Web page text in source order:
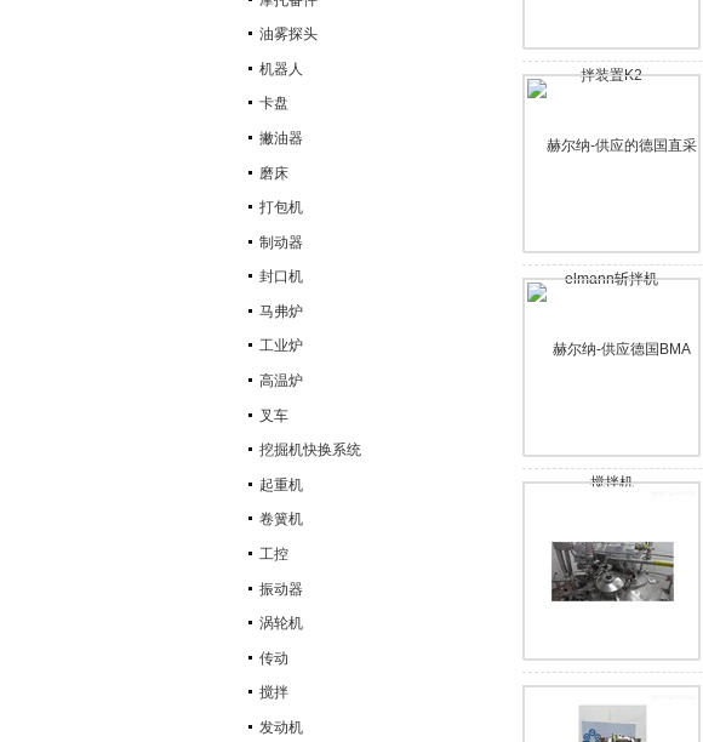
油雾探头
机器人
卡盘
撇油器
磨床
打包机
制动器
封口机
马弗炉
工业炉
高温炉
叉车
挖掘机快换系统
起重机
卷簧机
工控
振动器
涡轮机
传动
搅拌
发动机